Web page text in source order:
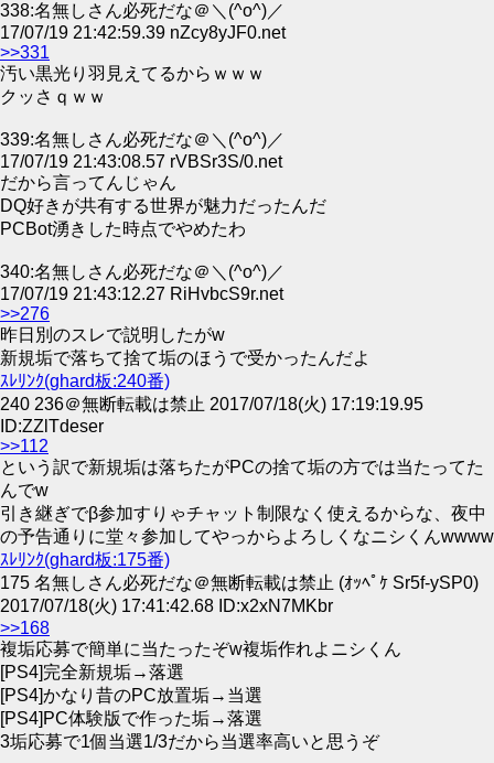
338:名無しさん必死だな＠＼(^o^)／
17/07/19 21:42:59.39 nZcy8yJF0.net
>>331
汚い黒光り羽見えてるからｗｗｗ
クッさｑｗｗ
339:名無しさん必死だな＠＼(^o^)／
17/07/19 21:43:08.57 rVBSr3S/0.net
だから言ってんじゃん
DQ好きが共有する世界が魅力だったんだ
PCBot湧きした時点でやめたわ
340:名無しさん必死だな＠＼(^o^)／
17/07/19 21:43:12.27 RiHvbcS9r.net
>>276
昨日別のスレで説明したがw
新規垢で落ちて捨て垢のほうで受かったんだよ
ｽﾚﾘﾝｸ(ghard板:240番)
240 236＠無断転載は禁止 2017/07/18(火) 17:19:19.95
ID:ZZlTdeser
>>112
という訳で新規垢は落ちたがPCの捨て垢の方では当たってた
んでw
引き継ぎでβ参加すりゃチャット制限なく使えるからな、夜中
の予告通りに堂々参加してやっからよろしくなニシくんwwww
ｽﾚﾘﾝｸ(ghard板:175番)
175 名無しさん必死だな＠無断転載は禁止 (ｵｯﾍﾟｹ Sr5f-ySP0)
2017/07/18(火) 17:41:42.68 ID:x2xN7MKbr
>>168
複垢応募で簡単に当たったぞw複垢作れよニシくん
[PS4]完全新規垢→落選
[PS4]かなり昔のPC放置垢→当選
[PS4]PC体験版で作った垢→落選
3垢応募で1個当選1/3だから当選率高いと思うぞ